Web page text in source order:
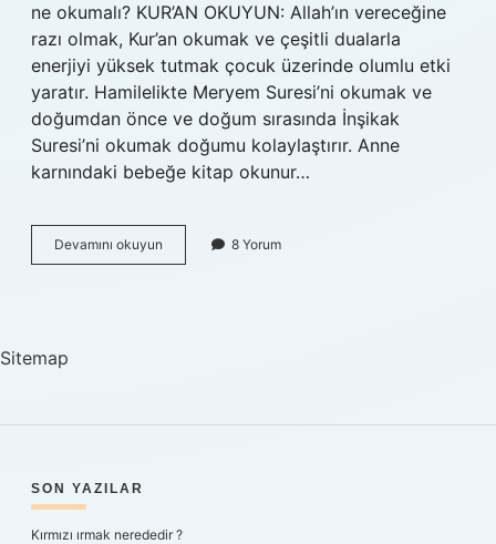
ne okumalı? KUR’AN OKUYUN: Allah’ın vereceğine
razı olmak, Kur’an okumak ve çeşitli dualarla
enerjiyi yüksek tutmak çocuk üzerinde olumlu etki
yaratır. Hamilelikte Meryem Suresi’ni okumak ve
doğumdan önce ve doğum sırasında İnşikak
Suresi’ni okumak doğumu kolaylaştırır. Anne
karnındaki bebeğe kitap okunur…
Devamını okuyun
Anneler
8 Yorum
Sitemap
SIDEBAR
SON YAZILAR
Kırmızı ırmak nerededir ?